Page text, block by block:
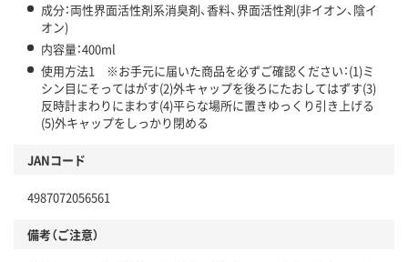
成分：両性界面活性剤系消臭剤、香料、界面活性剤(非イオン、陰イ
オン)
内容量：400ml
使用方法1 ※お手元に届いた商品を必ずご確認ください：(1)ミ
シン目にそってはがす(2)外キャップを後ろにたおしてはずす(3)
反時計まわりにまわす(4)平らな場所に置きゆっくり引き上げる
(5)外キャップをしっかり閉める
JANコード
4987072056561
備考（ご注意）